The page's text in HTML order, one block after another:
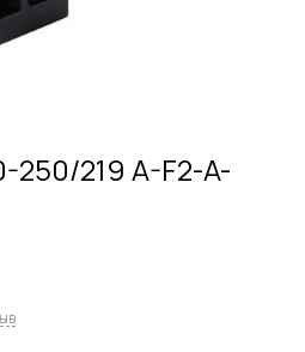
250/219 A-F2-A-